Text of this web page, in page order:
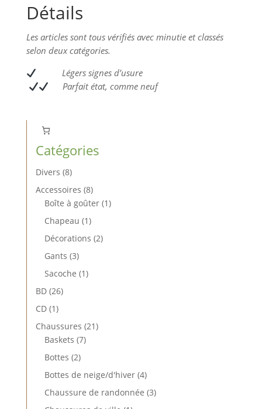
Détails
Les articles sont tous vérifiés avec minutie et classés
selon deux catégories.
Légers signes d’usure
Parfait état, comme neuf
Catégories
Divers 88
produits
Accessoires 88
produits
Boîte à goûter 11
Chapeau 11
produit
Décorations 22
Gants 33
produits
Sacoche 11
BD 2626
CD 11
Chaussures 2121
Baskets 77
Bottes 22
produits
Bottes de neige/d'hiver 44
produits
Chaussure de randonnée 33